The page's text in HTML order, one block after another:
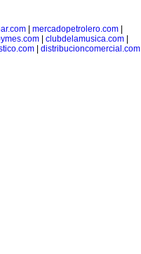
mercadopetrolero.com
clubdelamusica.com
distribucioncomercial.com